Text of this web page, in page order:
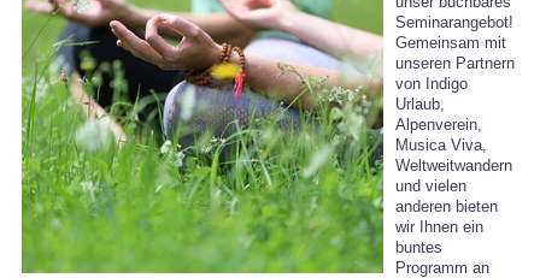
Seminarangebot!
Gemeinsam mit
unseren Partnern
von Indigo
Urlaub,
Alpenverein,
Musica Viva,
Weltweitwandern
und vielen
anderen bieten
wir Ihnen ein
buntes
Programm an